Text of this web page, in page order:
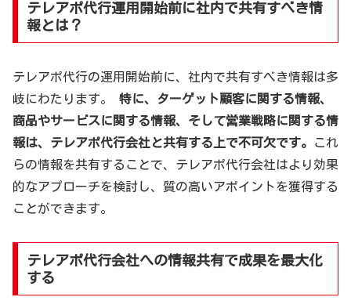
テレアポ代行運用開始前に社内で共有すべき情
報とは？
テレアポ代行の運用開始前に、社内で共有すべき情報は多
岐にわたります。 特に、ターゲット顧客に関する情報、
商品やサービスに関する情報、そして営業戦略に関する情
報は、テレアポ代行会社と共有する上で不可欠です。
これ
らの情報を共有することで、テレアポ代行会社はより効果
的なアプローチを検討し、質の高いアポイントを獲得する
ことができます。
テレアポ代行会社への情報共有で成果を最大化
する